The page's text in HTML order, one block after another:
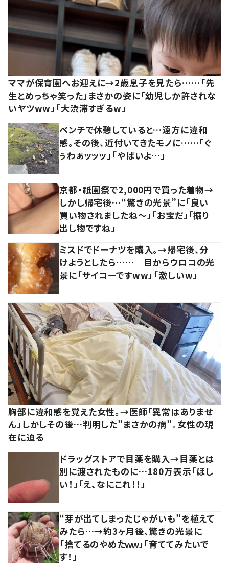
ママが保育園へお迎えに→2歳息子を見たら……「先
生とめっちゃ笑った」まさかの姿に「幼児しか許されな
いヤツww」「大渋滞すぎるw」
ベンチで休憩していると…遠方に違和
感。その後、近付いてきたモノに……「ぐ
ぅわぁッッッ」「やばいよ…」
京都・祇園祭で2,000円で買った着物→
しかし帰宅後…“驚きの光景”に「良い
買い物されましたね～」「お宝だ」「掘り
出し物ですね」
ミスドでドーナツを購入。→帰宅後、分
けようとしたら…… 目からウロコの光
景に「サイコーですww」「激しいw」
胸部に違和感を覚えた女性。→医師「異常はありませ
ん」しかしその後…判明した”まさかの病”。女性の現
在に迫る
ドラッグストアで目薬を購入→目薬とは
別に渡されたものに…180万表示「ほし
い！」「え、なにこれ！！」
“芽が出てしまったじゃがいも”を植えて
みたら…→約3ヶ月後、驚きの光景に
「捨てるのやめたｗｗ」「育ててみたいで
す！」